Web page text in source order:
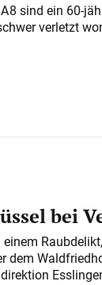
8 sind ein 60-
verletzt
bei
dem